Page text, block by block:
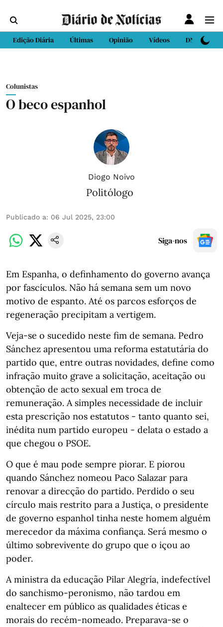
Edição Diária Últimas Opinião Vídeos DN Sport
Colunistas
O beco espanhol
Diogo Noivo
Politólogo
Publicado a: 06 Jul 2025, 23:00
Siga-nos
Em Espanha, o definhamento do governo avança
por fascículos. Não há semana sem um novo
motivo de espanto. Até os parcos esforços de
regeneração precipitam a vertigem.
Veja-se o sucedido neste fim de semana. Pedro
Sánchez apresentou uma reforma estatutária do
partido que, entre outras novidades, define como
infração muito grave a solicitação, aceitação ou
obtenção de acto sexual em troca de
remuneração. A simples necessidade de incluir
esta prescrição nos estatutos - tanto quanto sei,
inédita num partido europeu - delata o estado a
que chegou o PSOE.
O que é mau pode sempre piorar. E piorou
quando Sánchez nomeou Paco Salazar para
renovar a direcção do partido. Perdido o seu
círculo mais restrito para a Justiça, o presidente
de governo espanhol tinha neste homem alguém
merecedor da máxima confiança. Será mesmo o
último sobrevivente do grupo que o içou ao
poder.
A ministra da educação Pilar Alegría, indefectível
do sanchismo-peronismo, não tardou em
enaltecer em público as qualidades éticas e
morais do recém-nomeado. Preparava-se o